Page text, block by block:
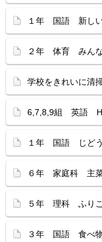
１年 国語 新しい
２年 体育 みんな
学校をきれいに清
6,7,8,9組 英語
１年 国語 じどう
６年 家庭科 主菜
５年 理科 ふりこ
３年 国語 食べ物